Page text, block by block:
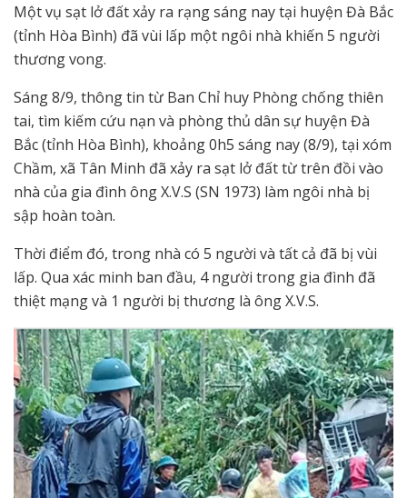
Một vụ sạt lở đất xảy ra rạng sáng nay tại huyện Đà Bắc
(tỉnh Hòa Bình) đã vùi lấp một ngôi nhà khiến 5 người
thương vong.
Sáng 8/9, thông tin từ Ban Chỉ huy Phòng chống thiên
tai, tìm kiếm cứu nạn và phòng thủ dân sự huyện Đà
Bắc (tỉnh Hòa Bình), khoảng 0h5 sáng nay (8/9), tại xóm
Chầm, xã Tân Minh đã xảy ra sạt lở đất từ trên đồi vào
nhà của gia đình ông X.V.S (SN 1973) làm ngôi nhà bị
sập hoàn toàn.
Thời điểm đó, trong nhà có 5 người và tất cả đã bị vùi
lấp. Qua xác minh ban đầu, 4 người trong gia đình đã
thiệt mạng và 1 người bị thương là ông X.V.S.